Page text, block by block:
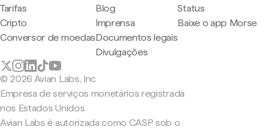
Tarifas
Cripto
Conversor de moedas
Blog
Imprensa
Documentos legais
Divulgações
Status
Baixe o app Morse
© 2026 Avian Labs, Inc
Empresa de serviços monetários registrada
nos Estados Unidos
Avian Labs é autorizada como CASP sob o